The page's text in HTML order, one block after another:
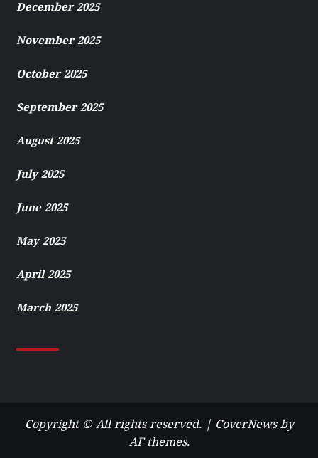
December 2025
November 2025
October 2025
September 2025
August 2025
July 2025
June 2025
May 2025
April 2025
March 2025
Copyright © All rights reserved. | CoverNewsby
AF themes.